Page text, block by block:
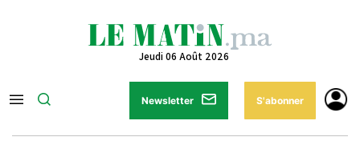
Jeudi 06 Août 2026
Newsletter S'abonner